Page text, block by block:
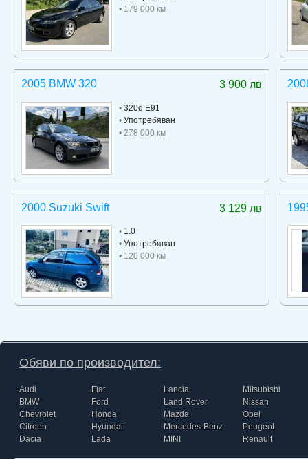
• 179 000 км
3 900 лв
2005 BMW 320
• 320d E91
• Употребяван
• 278 000 км
3 129 лв
2000 Suzuki Swift
• 1.0
• Употребяван
• 120 000 км
Обяви по производител:
Audi
BMW
Chevrolet
Citroen
Dacia
Fiat
Ford
Honda
Hyundai
Lada
Lancia
Land Rover
Mazda
Mercedes-Benz
MINI
Mitsubishi
Nissan
Opel
Peugeot
Renault